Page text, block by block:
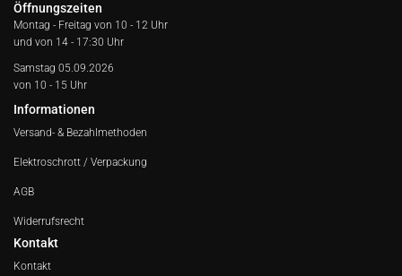
Öffnungszeiten
Montag - Freitag von 10 - 12 Uhr
und von 14 - 17:30 Uhr
Samstag 05.09.2026
von 10 - 15 Uhr
Informationen
Versand- & Bezahlmethoden
Elektroschrott / Verpackung
AGB
Widerrufsrecht
Kontakt
Kontakt